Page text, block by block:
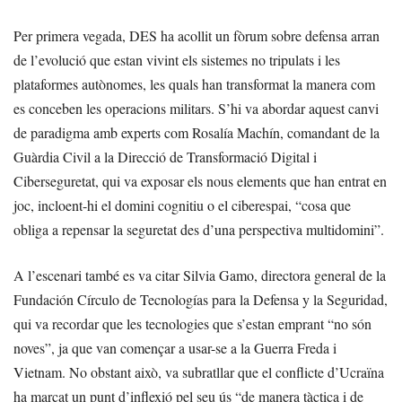
Per primera vegada, DES ha acollit un fòrum sobre defensa arran
de l’evolució que estan vivint els sistemes no tripulats i les
plataformes autònomes, les quals han transformat la manera com
es conceben les operacions militars. S’hi va abordar aquest canvi
de paradigma amb experts com Rosalía Machín, comandant de la
Guàrdia Civil a la Direcció de Transformació Digital i
Ciberseguretat, qui va exposar els nous elements que han entrat en
joc, incloent-hi el domini cognitiu o el ciberespai, “cosa que
obliga a repensar la seguretat des d’una perspectiva multidomini”.
A l’escenari també es va citar Silvia Gamo, directora general de la
Fundación Círculo de Tecnologías para la Defensa y la Seguridad,
qui va recordar que les tecnologies que s’estan emprant “no són
noves”, ja que van començar a usar-se a la Guerra Freda i
Vietnam. No obstant això, va subratllar que el conflicte d’Ucraïna
ha marcat un punt d’inflexió pel seu ús “de manera tàctica i de